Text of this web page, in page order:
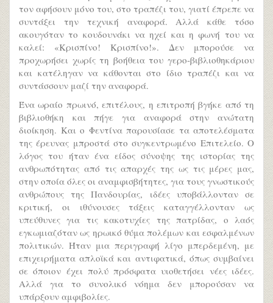
τον αφήσουν μόνο του, στο τραπέζι του, γιατί έπρεπε να
συντάξει την τεχνική αναφορά. Αλλά κάθε τόσο
ακουγόταν το κουδουνάκι να ηχεί και η φωνή του να
καλεί: «Κρισπίνο! Κρισπίνο!». Δεν μπορούσε να
προχωρήσει χωρίς τη βοήθεια του γερο-βιβλιοθηκάριου
και κατέληγαν να κάθονται στο ίδιο τραπέζι και να
συντάσσουν μαζί την αναφορά.
Ένα ωραίο πρωινό, επιτέλους, η επιτροπή βγήκε από τη
βιβλιοθήκη και πήγε για αναφορά στην ανώτατη
διοίκηση. Και ο Φεντίνα παρουσίασε τα αποτελέσματα
της έρευνας μπροστά στο συγκεντρωμένο Επιτελείο. Ο
λόγος του ήταν ένα είδος σύνοψης της ιστορίας της
ανθρωπότητας από τις απαρχές της ως τις μέρες μας,
στην οποία όλες οι αναμφισβήτητες, για τους γνωστικούς
ανθρώπους της Πανδουρίας, ιδέες υποβάλλονταν σε
κριτική, οι ιθύνουσες τάξεις καταγγέλλονταν ως
υπεύθυνες για τις κακοτυχίες της πατρίδας, ο λαός
εγκωμιαζόταν ως ηρωικό θύμα πολέμων και εσφαλμένων
πολιτικών. Ήταν μια περιγραφή λίγο μπερδεμένη, με
επιχειρήματα απλοϊκά και αντιφατικά, όπως συμβαίνει
σε όποιον έχει πολύ πρόσφατα υιοθετήσει νέες ιδέες.
Αλλά για το συνολικό νόημα δεν μπορούσαν να
υπάρξουν αμφιβολίες.